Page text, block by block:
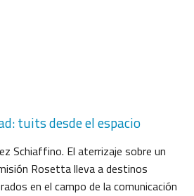
tuits desde el espacio
Schiaffino. El aterrizaje sobre un
Rosetta lleva a destinos
en el campo de la comunicación